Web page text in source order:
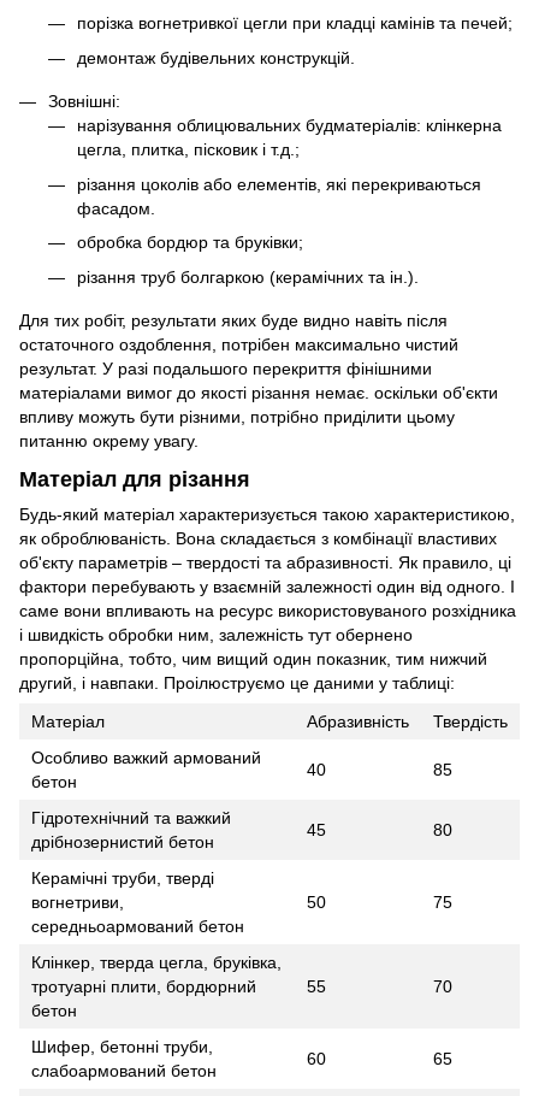
порізка вогнетривкої цегли при кладці камінів та печей;
демонтаж будівельних конструкцій.
Зовнішні:
нарізування облицювальних будматеріалів: клінкерна
цегла, плитка, пісковик і т.д.;
різання цоколів або елементів, які перекриваються
фасадом.
обробка бордюр та бруківки;
різання труб болгаркою (керамічних та ін.).
Для тих робіт, результати яких буде видно навіть після
остаточного оздоблення, потрібен максимально чистий
результат. У разі подальшого перекриття фінішними
матеріалами вимог до якості різання немає. оскільки об'єкти
впливу можуть бути різними, потрібно приділити цьому
питанню окрему увагу.
Матеріал для різання
Будь-який матеріал характеризується такою характеристикою,
як оброблюваність. Вона складається з комбінації властивих
об'єкту параметрів – твердості та абразивності. Як правило, ці
фактори перебувають у взаємній залежності один від одного. І
саме вони впливають на ресурс використовуваного розхідника
і швидкість обробки ним, залежність тут обернено
пропорційна, тобто, чим вищий один показник, тим нижчий
другий, і навпаки. Проілюструємо це даними у таблиці:
Матеріал
Абразивність
Твердість
Особливо важкий армований
бетон
40 85
Гідротехнічний та важкий
дрібнозернистий бетон
45 80
Керамічні труби, тверді
вогнетриви,
середньоармований бетон
50 75
Клінкер, тверда цегла, бруківка,
тротуарні плити, бордюрний
бетон
55 70
Шифер, бетонні труби,
слабоармований бетон
60 65